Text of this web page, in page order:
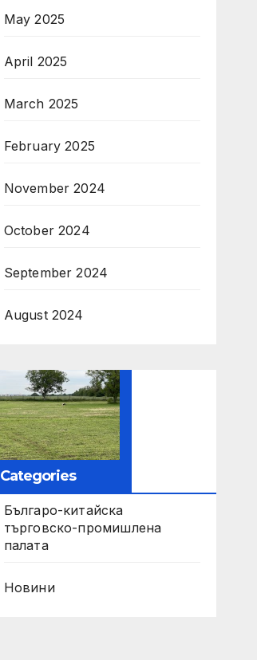
May 2025
April 2025
March 2025
February 2025
November 2024
October 2024
September 2024
August 2024
Categories
Българо-китайска
търговско-промишлена
палата
Новини